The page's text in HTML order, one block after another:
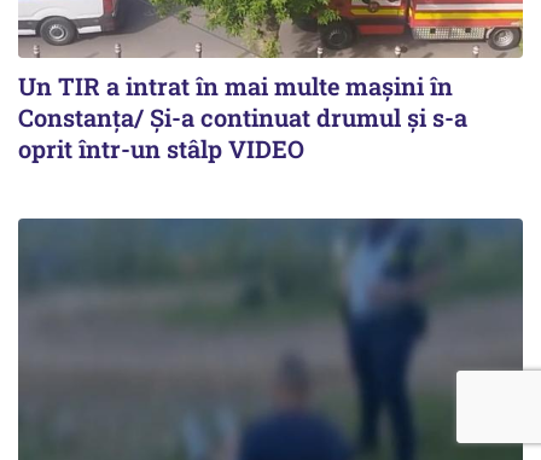
Un TIR a intrat în mai multe mașini în
Constanța/ Și-a continuat drumul și s-a
oprit într-un stâlp VIDEO